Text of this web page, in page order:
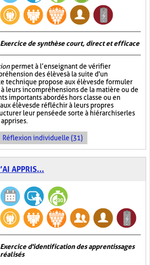
Exercice de synthèse court, direct et efficace
permet à l’enseignant de vérifier
des élèves à la suite d'un
technique propose aux élèves de formuler
leurs incompréhensions de la matière ou de
importants abordés hors classe ou en
élèves de réfléchir à leurs propres
leur pensée de sorte à hiérarchiser les
Réflexion individuelle (31)
APPRIS...
Exercice d'identification des apprentissages
réalisés